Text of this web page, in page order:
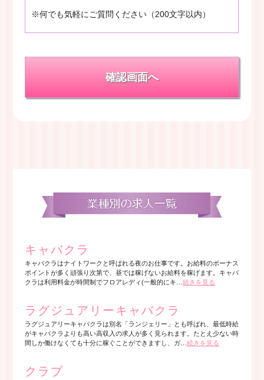
※何でも気軽にご質問ください（200文字以内）
確認画面へ
キャバクラ
キャバクラはナイトワークと呼ばれる夜のお仕事です。お給料のボーナス
ポイントが多く頑張り次第で、昼では稼げないお給料を稼げます。キャバ
クラは利用料金が時間制でフロアレディ(一般的にキ…続きを見る
ラグジュアリーキャバクラ
ラグジュアリーキャバクラは別名「ランジェリー」とも呼ばれ、最低時給
がキャバクラよりも高い高収入の求人が多く見られます。たとえ少ない時
間しか働けなくても十分に稼ぐことができますし、ガ…続きを見る
クラブ